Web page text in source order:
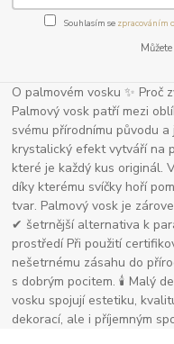
Souhlasím se zpracováním
O palmovém vosku ✨ Proč
Palmový vosk patří mezi
svému přírodnímu původu
krystalický efekt vytváří na
které je každý kus originál.
díky kterému svíčky hoří
tvar. Palmový vosk je
✔ šetrnější alternativa k
prostředí Při použití
nešetrnému zásahu do
s dobrým pocitem. 🕯 Malý
vosku spojují estetiku,
dekorací, ale i příjemným